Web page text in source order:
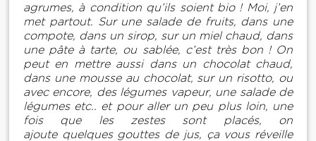
agrumes, à condition qu’ils soient bio ! Moi, j’en
met partout. Sur une salade de fruits, dans une
compote, dans un sirop, sur un miel chaud, dans
une pâte à tarte, ou sablée, c’est très bon ! On
peut en mettre aussi dans un chocolat chaud,
dans une mousse au chocolat, sur un risotto, ou
avec encore, des légumes vapeur, une salade de
légumes etc.. et pour aller un peu plus loin, une
fois que les zestes sont placés, on
ajoute quelques gouttes de jus, ça vous réveille